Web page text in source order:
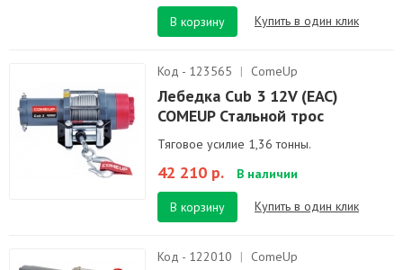
В корзину
Купить в один клик
Код - 123565 | ComeUp
Лебедка Cub 3 12V (EAC)
COMEUP Стальной трос
Тяговое усилие 1,36 тонны.
42 210 р. В наличии
В корзину Купить в один клик
Код - 122010 | ComeUp